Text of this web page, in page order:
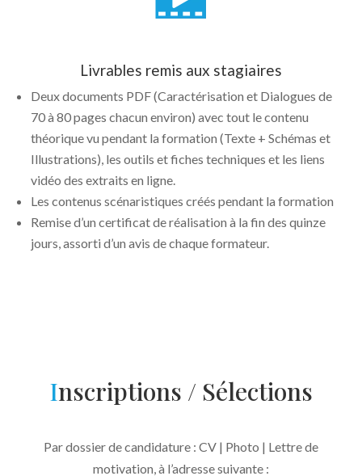
Livrables remis aux stagiaires
Deux documents PDF (Caractérisation et Dialogues de
70 à 80 pages chacun environ) avec tout le contenu
théorique vu pendant la formation (Texte + Schémas et
Illustrations), les outils et fiches techniques et les liens
vidéo des extraits en ligne.
Les contenus scénaristiques créés pendant la formation
Remise d’un certificat de réalisation à la fin des quinze
jours, assorti d’un avis de chaque formateur.
Inscriptions / Sélections
Par dossier de candidature : CV | Photo | Lettre de
motivation, à l’adresse suivante :